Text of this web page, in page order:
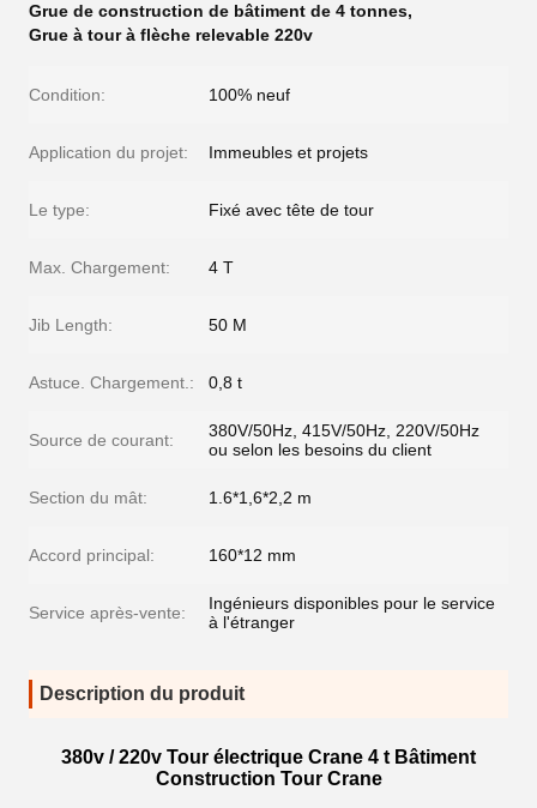
Grue de construction de bâtiment de 4 tonnes,
Grue à tour à flèche relevable 220v
Condition: 100% neuf
Application du projet: Immeubles et projets
Le type: Fixé avec tête de tour
Max. Chargement: 4 T
Jib Length: 50 M
Astuce. Chargement.: 0,8 t
Source de courant:
380V/50Hz, 415V/50Hz, 220V/50Hz
ou selon les besoins du client
Section du mât: 1.6*1,6*2,2 m
Accord principal: 160*12 mm
Service après-vente:
Ingénieurs disponibles pour le service
à l'étranger
Description du produit
380v / 220v Tour électrique Crane 4 t Bâtiment
Construction Tour Crane